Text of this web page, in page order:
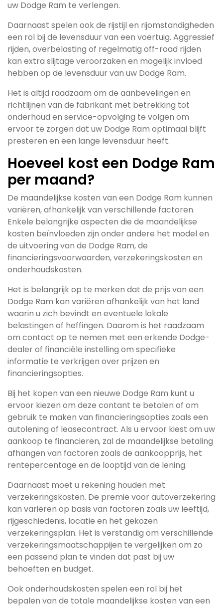
uw Dodge Ram te verlengen.
Daarnaast spelen ook de rijstijl en rijomstandigheden
een rol bij de levensduur van een voertuig. Aggressief
rijden, overbelasting of regelmatig off-road rijden
kan extra slijtage veroorzaken en mogelijk invloed
hebben op de levensduur van uw Dodge Ram.
Het is altijd raadzaam om de aanbevelingen en
richtlijnen van de fabrikant met betrekking tot
onderhoud en service-opvolging te volgen om
ervoor te zorgen dat uw Dodge Ram optimaal blijft
presteren en een lange levensduur heeft.
Hoeveel kost een Dodge Ram
per maand?
De maandelijkse kosten van een Dodge Ram kunnen
variëren, afhankelijk van verschillende factoren.
Enkele belangrijke aspecten die de maandelijkse
kosten beïnvloeden zijn onder andere het model en
de uitvoering van de Dodge Ram, de
financieringsvoorwaarden, verzekeringskosten en
onderhoudskosten.
Het is belangrijk op te merken dat de prijs van een
Dodge Ram kan variëren afhankelijk van het land
waarin u zich bevindt en eventuele lokale
belastingen of heffingen. Daarom is het raadzaam
om contact op te nemen met een erkende Dodge-
dealer of financiële instelling om specifieke
informatie te verkrijgen over prijzen en
financieringsopties.
Bij het kopen van een nieuwe Dodge Ram kunt u
ervoor kiezen om deze contant te betalen of om
gebruik te maken van financieringsopties zoals een
autolening of leasecontract. Als u ervoor kiest om uw
aankoop te financieren, zal de maandelijkse betaling
afhangen van factoren zoals de aankoopprijs, het
rentepercentage en de looptijd van de lening.
Daarnaast moet u rekening houden met
verzekeringskosten. De premie voor autoverzekering
kan variëren op basis van factoren zoals uw leeftijd,
rijgeschiedenis, locatie en het gekozen
verzekeringsplan. Het is verstandig om verschillende
verzekeringsmaatschappijen te vergelijken om zo
een passend plan te vinden dat past bij uw
behoeften en budget.
Ook onderhoudskosten spelen een rol bij het
bepalen van de totale maandelijkse kosten van een